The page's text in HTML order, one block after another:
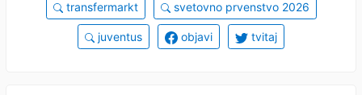
transfermarkt svetovno prvenstvo 2026
juventus objavi tvitaj